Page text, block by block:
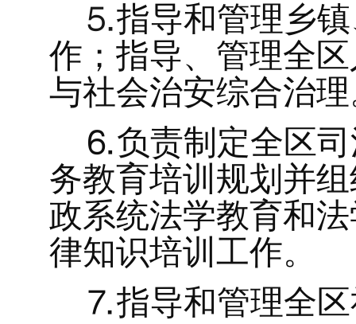
⒌指导和管理乡
作；指导、管理全
与社会治安综合治
⒍负责制定全区
务教育培训规划并
政系统法学教育和
律知识培训工作。
⒎指导和管理全